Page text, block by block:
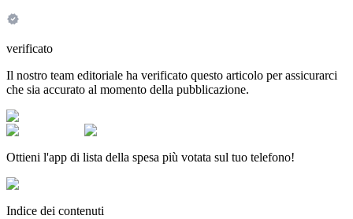
verificato
Il nostro team editoriale ha verificato questo articolo per assicurarci
che sia accurato al momento della pubblicazione.
Ottieni l'app di lista della spesa più votata sul tuo telefono!
Indice dei contenuti